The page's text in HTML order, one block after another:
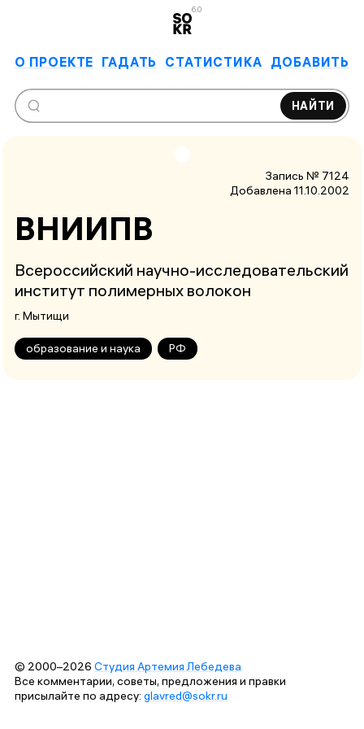
6.0
О ПРОЕКТЕ ГАДАТЬ СТАТИСТИКА ДОБАВИТЬ
НАЙТИ
Запись № 7124
Добавлена 11.10.2002
ВНИИПВ
Всероссийский научно-исследовательский
институт полимерных волокон
г. Мытищи
образование и наука РФ
© 2000–2026 Студия Артемия Лебедева
Все комментарии, советы, предложения и правки
присылайте по адресу: glavred@sokr.ru